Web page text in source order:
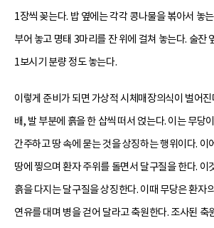
1장씩 꽂는다. 밥 옆에는 각각 콩나물을 볶아서 놓
부어 놓고 명태 3마리를 잔 위에 걸쳐 놓는다. 술잔
1보시기 분량 정도 놓는다.
이렇게 준비가 되면 가상적 시체매장의식이 벌어
배, 발 부분에 흙을 한 삽씩 떠서 얹는다. 이는 무당
간주하고 땅 속에 묻는 것을 상징하는 행위이다. 이
땅에 찧으며 환자 주위를 돌면서 달구질을 한다. 이
흙을 다지는 달구질을 상징한다. 이때 무당은 환자
연유를 대며 병을 걷어 달라고 축원한다. 조사된 축